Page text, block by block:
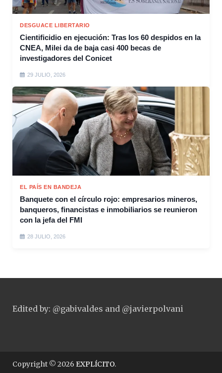
DESGUACE LIBERTARIO
Cientificidio en ejecución: Tras los 60 despidos en la
CNEA, Milei da de baja casi 400 becas de
investigadores del Conicet
29 JULIO, 2026
EL PAÍS EN BANDEJA
Banquete con el círculo rojo: empresarios mineros,
banqueros, financistas e inmobiliarios se reunieron
con la jefa del FMI
28 JULIO, 2026
Edited by: @gabivaldes and @javierpolvani
Copyright © 2026 EXPLÍCITO.